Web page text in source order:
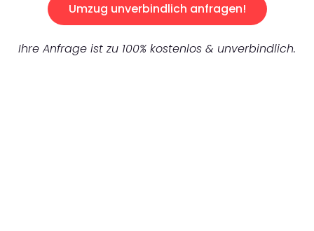
Umzug unverbindlich anfragen!
Ihre Anfrage ist zu 100% kostenlos & unverbindlich.